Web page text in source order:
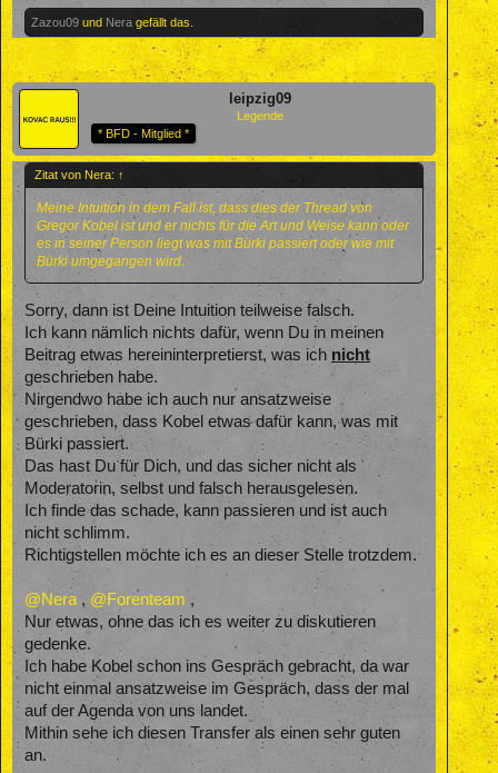
Zazou09 und Nera gefällt das.
leipzig09
Legende
* BFD - Mitglied *
Zitat von Nera: ↑
Meine Intuition in dem Fall ist, dass dies der Thread von
Gregor Kobel ist und er nichts für die Art und Weise kann oder
es in seiner Person liegt was mit Bürki passiert oder wie mit
Bürki umgegangen wird.
Sorry, dann ist Deine Intuition teilweise falsch.
Ich kann nämlich nichts dafür, wenn Du in meinen
Beitrag etwas hereininterpretierst, was ich nicht
geschrieben habe.
Nirgendwo habe ich auch nur ansatzweise
geschrieben, dass Kobel etwas dafür kann, was mit
Bürki passiert.
Das hast Du für Dich, und das sicher nicht als
Moderatorin, selbst und falsch herausgelesen.
Ich finde das schade, kann passieren und ist auch
nicht schlimm.
Richtigstellen möchte ich es an dieser Stelle trotzdem.
@Nera, @Forenteam ,
Nur etwas, ohne das ich es weiter zu diskutieren
gedenke.
Ich habe Kobel schon ins Gespräch gebracht, da war
nicht einmal ansatzweise im Gespräch, dass der mal
auf der Agenda von uns landet.
Mithin sehe ich diesen Transfer als einen sehr guten
an.